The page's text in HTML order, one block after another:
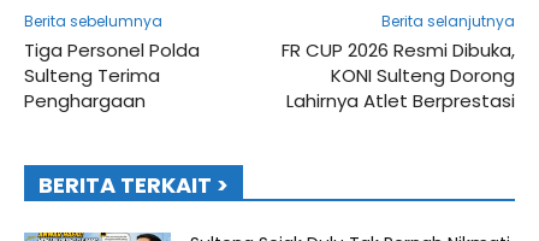
Berita sebelumnya
Tiga Personel Polda
Sulteng Terima
Penghargaan
Berita selanjutnya
FR CUP 2026 Resmi Dibuka,
KONI Sulteng Dorong
Lahirnya Atlet Berprestasi
BERITA TERKAIT >